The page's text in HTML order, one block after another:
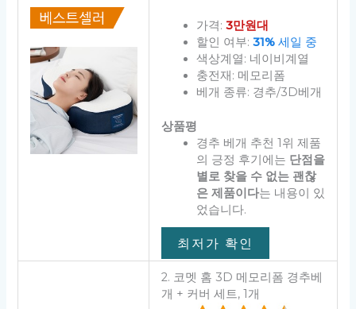
가격: 3만원대
할인 여부: 31%세일 중
색상계열: 네이비계열
충전재: 메모리폼
베개 종류: 경추/3D베개
상품평
경추 베개 추천 1위 제품
의 긍정 후기에는 단점을
별로 찾을 수 없는 괜찮
은 제품이다는 내용이 있
었습니다.
최저가 확인
2. 코멧 홈 3D 메모리폼 경추베
개 + 커버 세트, 1개